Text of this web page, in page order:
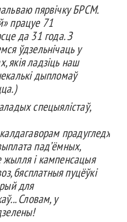
пярвічкуБРСМ.
»працуе71
да 31 года. З
ўдзельнічацьу
,якіяладзіцьнаш
дыпломаў
.)
спецыялістаў,
калдагаворам прадугледжана
пад’ёмных,
жылляікампенсацыя
,бясплатныяпуцёўкі
для
...Словам, у
!